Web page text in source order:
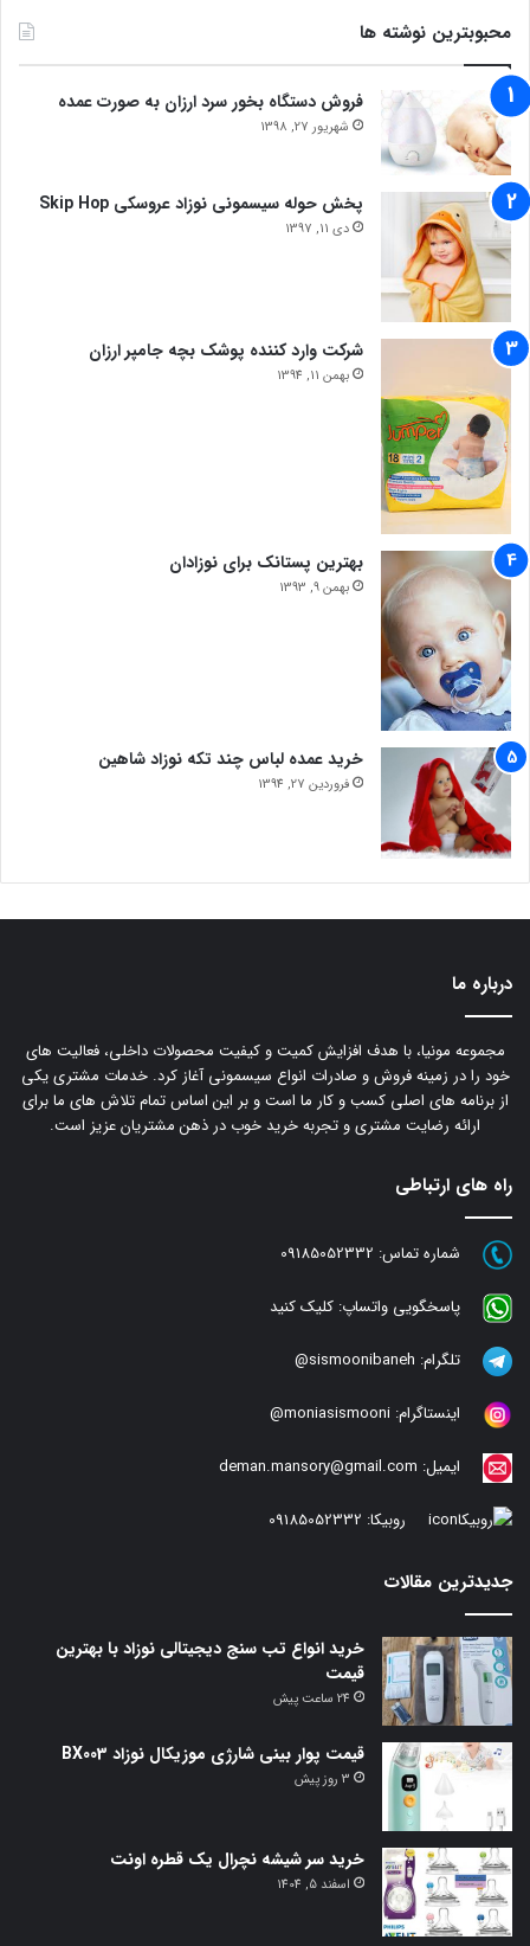
محبوبترین نوشته ها
فروش دستگاه بخور سرد ارزان به صورت عمده
شهریور 27, 1398
پخش حوله سیسمونی نوزاد عروسکی Skip Hop
دی 11, 1397
شرکت وارد کننده پوشک بچه جامپر ارزان
بهمن 11, 1394
بهترین پستانک برای نوزادان
بهمن 9, 1393
خرید عمده لباس چند تکه نوزاد شاهین
فروردین 27, 1394
درباره ما
مجموعه مونیا، با هدف افزایش کمیت و کیفیت محصولات داخلی، فعالیت های
خود را در زمینه فروش و صادرات انواع سیسمونی آغاز کرد. خدمات مشتری یکی
از برنامه های اصلی کسب و کار ما است و بر این اساس تمام تلاش های ما برای
ارائه رضایت مشتری و تجربه خرید خوب در ذهن مشتریان عزیز است.
راه های ارتباطی
شماره تماس: 09185052332
پاسخگویی واتساپ: کلیک کنید
تلگرام: sismoonibaneh@
اینستاگرام: moniasismooni@
ایمیل: deman.mansory@gmail.com
روبیکا: 09185052332
جدیدترین مقالات
خرید انواع تب سنج دیجیتالی نوزاد با بهترین
قیمت
24 ساعت پیش
قیمت پوار بینی شارژی موزیکال نوزاد BX003
3 روز پیش
خرید سر شیشه نچرال یک قطره اونت
اسفند 5, 1404